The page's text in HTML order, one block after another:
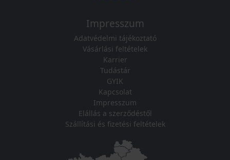
Impresszum
Adatvédelmi tájékoztató
Vásárlási feltételek
Karrier
Tudástár
GYIK
Kapcsolat
Impresszum
Elállás a szerződéstől
Szállítási és fizetési feltételek